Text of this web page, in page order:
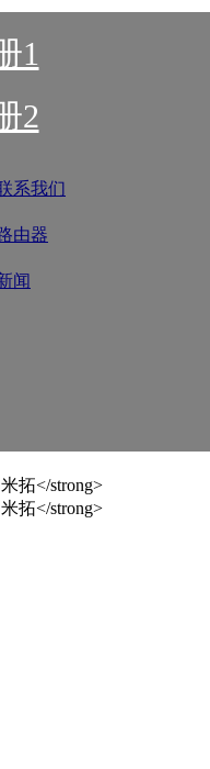
1
2
系我们
由器
闻